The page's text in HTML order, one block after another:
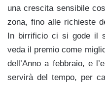
una crescita sensibile
zona, fino alle richieste
In birrificio ci si gode il
veda il premio come
dell’Anno a febbraio, e
servirà del tempo, per